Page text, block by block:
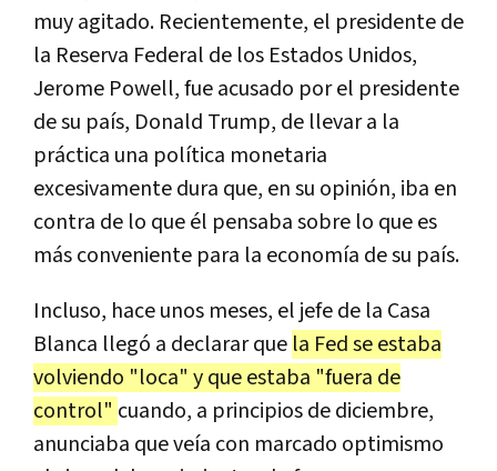
muy agitado. Recientemente, el presidente de
la Reserva Federal de los Estados Unidos,
Jerome Powell, fue acusado por el presidente
de su país, Donald Trump, de llevar a la
práctica una política monetaria
excesivamente dura que, en su opinión, iba en
contra de lo que él pensaba sobre lo que es
más conveniente para la economía de su país.
Incluso, hace unos meses, el jefe de la Casa
Blanca llegó a declarar que la Fed se estaba
volviendo "loca" y que estaba "fuera de
control" cuando, a principios de diciembre,
anunciaba que veía con marcado optimismo